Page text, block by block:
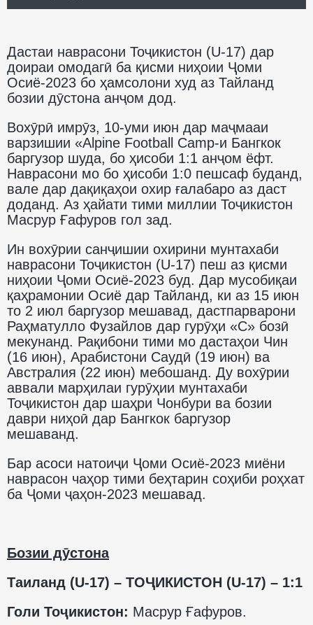
Дастаи наврасони Тоҷикистон (U-17) дар
доираи омодагӣ ба қисми ниҳоии Ҷоми
Осиё-2023 бо ҳамсолони худ аз Тайланд
бозии дӯстона анҷом дод.
Вохӯрӣ имрӯз, 10-уми июн дар маҷмааи
варзишии «Alpine Football Camp-и Бангкок
баргузор шуда, бо ҳисоби 1:1 анҷом ёфт.
Наврасони мо бо ҳисоби 1:0 пешсаф буданд,
вале дар дақиқаҳои охир ғалабаро аз даст
доданд. Аз ҳайати тими миллии Тоҷикистон
Масрур Ғафуров гол зад.
Ин вохӯрии санҷишии охирини мунтахаби
наврасони Тоҷикистон (U-17) пеш аз қисми
ниҳоии Ҷоми Осиё-2023 буд. Дар мусобиқаи
қаҳрамонии Осиё дар Тайланд, ки аз 15 июн
то 2 июл баргузор мешавад, дастпарварони
Раҳматулло Фузайлов дар гурӯҳи «С» бозӣ
мекунанд. Рақибони тими мо дастаҳои Чин
(16 июн), Арабистони Саудӣ (19 июн) ва
Австралия (22 июн) мебошанд. Ду вохӯрии
аввали марҳилаи гурӯҳии мунтахаби
Тоҷикистон дар шаҳри Чонбури ва бозии
даври ниҳоӣ дар Бангкок баргузор
мешаванд.
Бар асоси натоиҷи Ҷоми Осиё-2023 миёни
наврасон чаҳор тими беҳтарин соҳиби роҳхат
ба Ҷоми ҷаҳон-2023 мешавад.
Бозии дӯстона
Таиланд (U-17) – ТОҶИКИСТОН (U-17) – 1:1
Голи Тоҷикистон: Масрур Ғафуров.